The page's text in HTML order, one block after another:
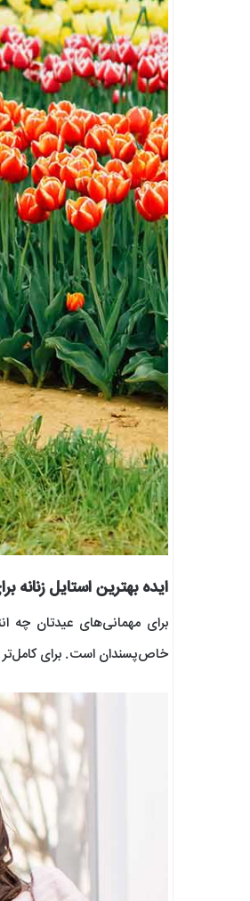
ایده بهترین استایل زنانه
برای مهمانی‌های عیدتان چه
خاص‌پسندان است. برای کامل‌تر